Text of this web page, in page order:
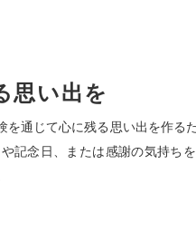
思い出を
を通じて心に残る思い出を作る
記念日、または感謝の気持ち